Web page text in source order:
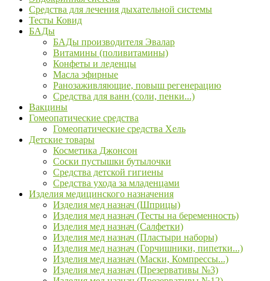
Средства для лечения дыхательной системы
Тесты Ковид
БАДы
БАДы производителя Эвалар
Витамины (поливитамины)
Конфеты и леденцы
Масла эфирные
Ранозаживляющие, повыш регенерацию
Средства для ванн (соли, пенки...)
Вакцины
Гомеопатические средства
Гомеопатические средства Хель
Детские товары
Косметика Джонсон
Соски пустышки бутылочки
Средства детской гигиены
Средства ухода за младенцами
Изделия медицинского назначения
Изделия мед назнач (Шприцы)
Изделия мед назнач (Тесты на беременность)
Изделия мед назнач (Салфетки)
Изделия мед назнач (Пластыри наборы)
Изделия мед назнач (Горчишники, пипетки...)
Изделия мед назнач (Маски, Компрессы...)
Изделия мед назнач (Презервативы №3)